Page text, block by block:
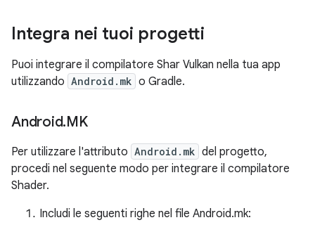
Integra nei tuoi progetti
Puoi integrare il compilatore Shar Vulkan nella tua app
utilizzando Android.mk o Gradle.
Android.MK
Per utilizzare l'attributo Android.mk del progetto,
procedi nel seguente modo per integrare il compilatore
Shader.
Includi le seguenti righe nel file Android.mk: